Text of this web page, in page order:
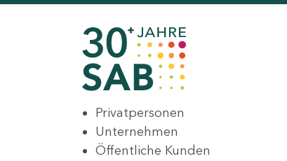
Privatpersonen
Unternehmen
Öffentliche Kunden